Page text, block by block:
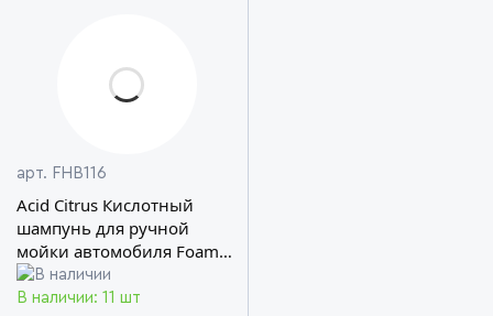
арт. FHB116
Acid Citrus Кислотный
шампунь для ручной
мойки автомобиля Foam
Heroes
В наличии: 11 шт